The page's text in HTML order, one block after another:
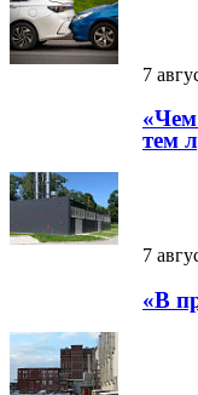
7
тем
7
«В